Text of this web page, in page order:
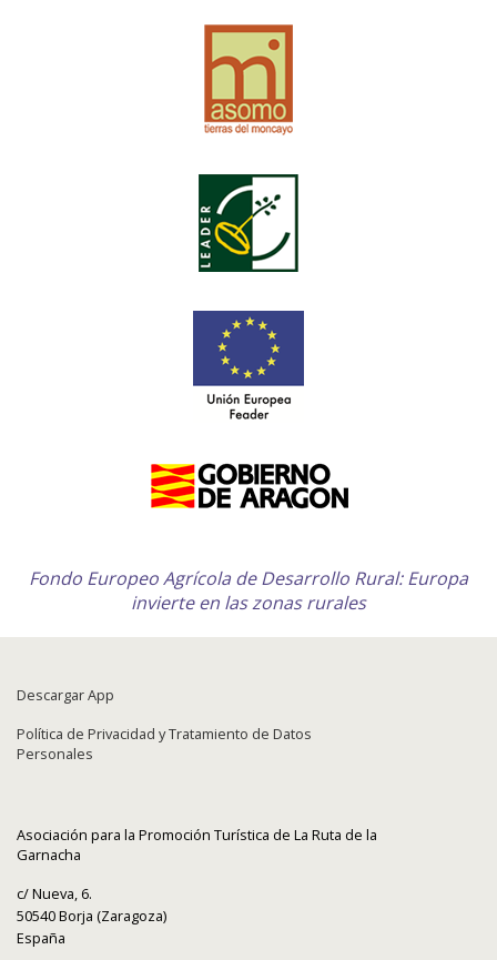
Fondo Europeo Agrícola de Desarrollo Rural: Europa
invierte en las zonas rurales
Descargar App
Política de Privacidad y Tratamiento de Datos
Personales
Asociación para la Promoción Turística de La Ruta de la
Garnacha
c/ Nueva, 6.
50540 Borja (Zaragoza)
España